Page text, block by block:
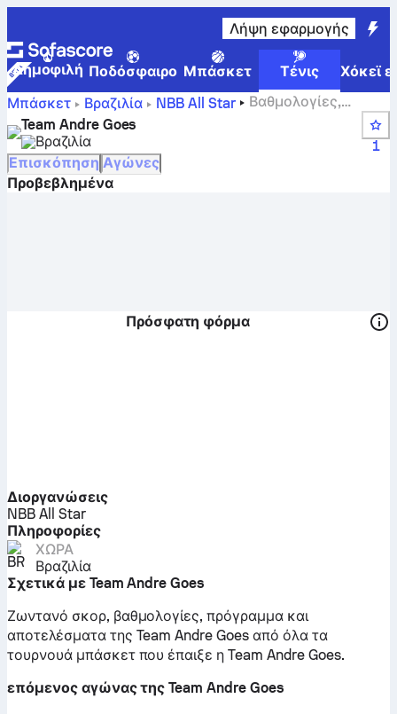
Λήψη εφαρμογής
Δημοφιλή Ποδόσφαιρο Μπάσκετ Τένις
Χόκεϊ
Μπάσκετ
Βραζιλία NBB All Star
Βαθμολογίες,
θέσεις, πρόγραμμα και παίκτες της Team Andre Goes
Team Andre Goes
Βραζιλία
1
Επισκόπηση Αγώνες
Προβεβλημένα
Πρόσφατη φόρμα
Διοργανώσεις
NBB All Star
Πληροφορίες
ΧΏΡΑ
Βραζιλία
Σχετικά με Team Andre Goes
Ζωντανό σκορ, βαθμολογίες, πρόγραμμα και
αποτελέσματα της Team Andre Goes από όλα τα
τουρνουά μπάσκετ που έπαιξε η Team Andre Goes.
επόμενος αγώνας της Team Andre Goes